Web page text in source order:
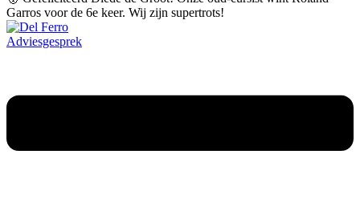
Garros voor de 6e keer. Wij zijn supertrots!
Adviesgesprek